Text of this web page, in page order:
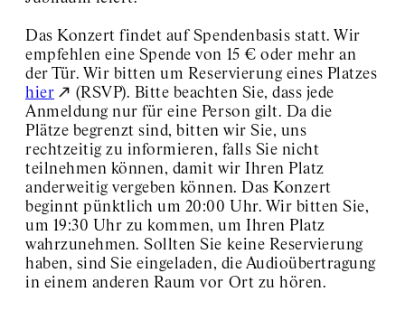
Das Konzert findet auf Spendenbasis statt. Wir
empfehlen eine Spende von 15 € oder mehr an
der Tür. Wir bitten um Reservierung eines Platzes
hier
(RSVP). Bitte beachten Sie, dass jede
Anmeldung nur für eine Person gilt. Da die
Plätze begrenzt sind, bitten wir Sie, uns
rechtzeitig zu informieren, falls Sie nicht
teilnehmen können, damit wir Ihren Platz
anderweitig vergeben können. Das Konzert
beginnt pünktlich um 20:00 Uhr. Wir bitten Sie,
um 19:30 Uhr zu kommen, um Ihren Platz
wahrzunehmen. Sollten Sie keine Reservierung
haben, sind Sie eingeladen, die Audioübertragung
in einem anderen Raum vor Ort zu hören.